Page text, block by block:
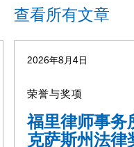
查看所有文章
2026年8月4日
荣誉与奖项
福里律师事务
克萨斯州法律